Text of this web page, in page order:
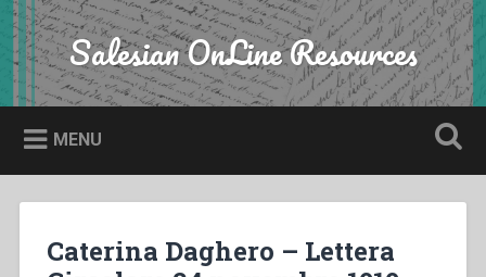
Skip
to
content
Search Salesian OnLine Resources
MENU
Caterina Daghero – Lettera